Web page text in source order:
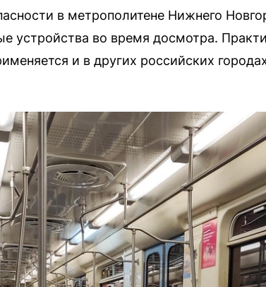
в метрополитене Нижнего
устройства во время досмотра.
и в других российских